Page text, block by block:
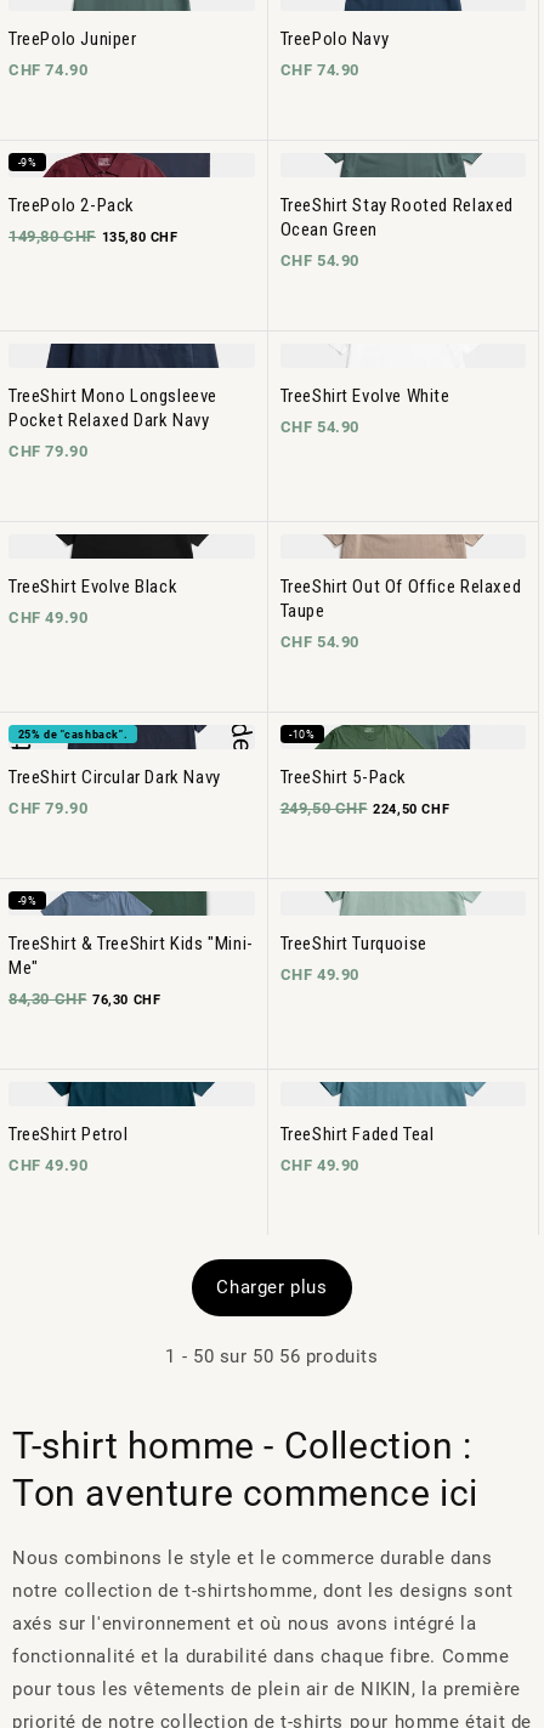
TreePolo Juniper
CHF 74.90
TreePolo Navy
CHF 74.90
-9%
TreePolo 2-Pack
149,80 CHF 135,80 CHF
TreeShirt Stay Rooted Relaxed
Ocean Green
CHF 54.90
TreeShirt Mono Longsleeve
Pocket Relaxed Dark Navy
CHF 79.90
TreeShirt Evolve White
CHF 54.90
TreeShirt Evolve Black
CHF 49.90
TreeShirt Out Of Office Relaxed
Taupe
CHF 54.90
25% de "cashback".
TreeShirt Circular Dark Navy
CHF 79.90
-10%
TreeShirt 5-Pack
249,50 CHF 224,50 CHF
-9%
TreeShirt & TreeShirt Kids "Mini-
Me"
84,30 CHF 76,30 CHF
TreeShirt Turquoise
CHF 49.90
TreeShirt Petrol
CHF 49.90
TreeShirt Faded Teal
CHF 49.90
Charger plus
1 - 50 sur 50 56 produits
T-shirt homme - Collection :
Ton aventure commence ici
Nous combinons le style et le commerce durable dans
notre collection de t-shirtshomme, dont les designs sont
axés sur l'environnement et où nous avons intégré la
fonctionnalité et la durabilité dans chaque fibre. Comme
pour tous les vêtements de plein air de NIKIN, la première
priorité de notre collection de t-shirts pour homme était de